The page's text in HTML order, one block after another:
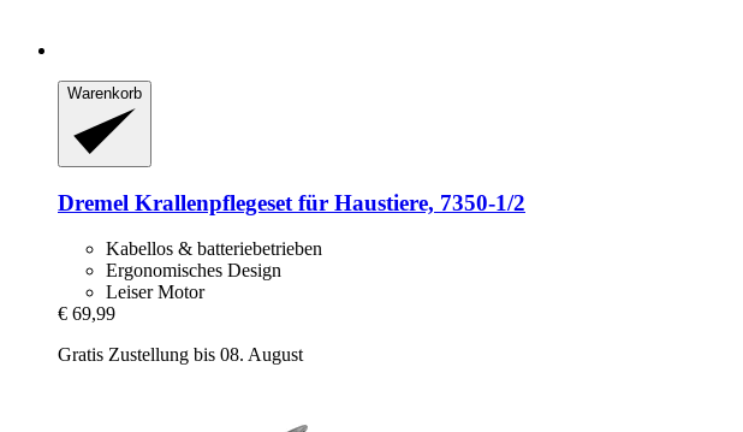
Warenkorb
Dremel Krallenpflegeset für Haustiere, 7350-​1/2
Kabellos & batteriebetrieben
Ergonomisches Design
Leiser Motor
€ 69,99
Gratis Zustellung bis 08. August